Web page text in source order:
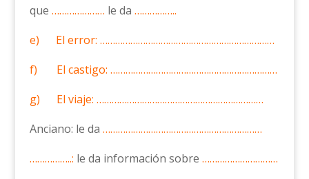
que ………………… le da ……………..
e) El error: ……………………………………………………………
f) El castigo: …………………………………………………………
g) El viaje: …………………………………………………………
Anciano: le da ………………………………………………………
……………..: le da información sobre …………………………